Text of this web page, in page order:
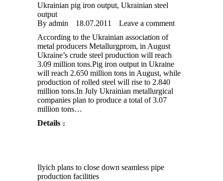
Ukrainian pig iron output, Ukrainian steel
output
By admin 18.07.2011
Leave a comment
According to the Ukrainian association of
metal producers Metallurgprom, in August
Ukraine’s crude steel production will reach
3.09 million tons.Pig iron output in Ukraine
will reach 2.650 million tons in August, while
production of rolled steel will rise to 2.840
million tons.In July Ukrainian metallurgical
companies plan to produce a total of 3.07
million tons…
Details
Ilyich plans to close down seamless pipe
production facilities